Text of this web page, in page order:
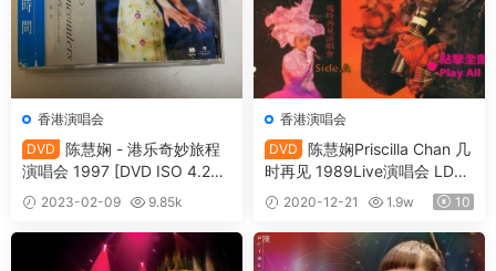
香港演唱会
DVD
陈慧娴 - 港乐奇妙旅程
演唱会 1997 [DVD ISO 4.24
G] 2023-02-09
9.85k
香港演唱会
DVD
陈慧娴Priscilla Chan 几
时再见 1989Live演唱会 LD转
（2DVD3.71G+3.41G）
2020-12-21 1.9w 10